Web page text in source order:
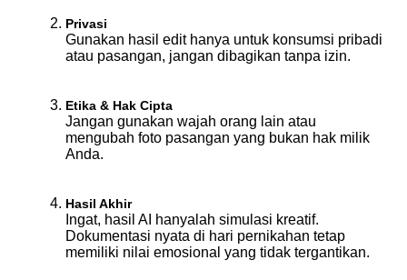
Privasi
Gunakan hasil edit hanya untuk konsumsi pribadi
atau pasangan, jangan dibagikan tanpa izin.
Etika & Hak Cipta
Jangan gunakan wajah orang lain atau
mengubah foto pasangan yang bukan hak milik
Anda.
Hasil Akhir
Ingat, hasil AI hanyalah simulasi kreatif.
Dokumentasi nyata di hari pernikahan tetap
memiliki nilai emosional yang tidak tergantikan.